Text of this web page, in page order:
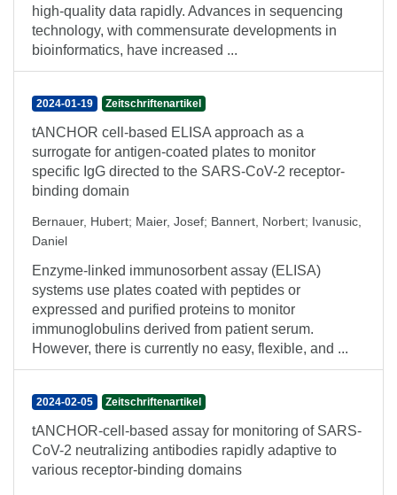
high-quality data rapidly. Advances in sequencing
technology, with commensurate developments in
bioinformatics, have increased ...
2024-01-19 Zeitschriftenartikel
tANCHOR cell-based ELISA approach as a
surrogate for antigen-coated plates to monitor
specific IgG directed to the SARS-CoV-2 receptor-
binding domain
Bernauer, Hubert; Maier, Josef; Bannert, Norbert; Ivanusic,
Daniel
Enzyme-linked immunosorbent assay (ELISA)
systems use plates coated with peptides or
expressed and purified proteins to monitor
immunoglobulins derived from patient serum.
However, there is currently no easy, flexible, and ...
2024-02-05 Zeitschriftenartikel
tANCHOR-cell-based assay for monitoring of SARS-
CoV-2 neutralizing antibodies rapidly adaptive to
various receptor-binding domains